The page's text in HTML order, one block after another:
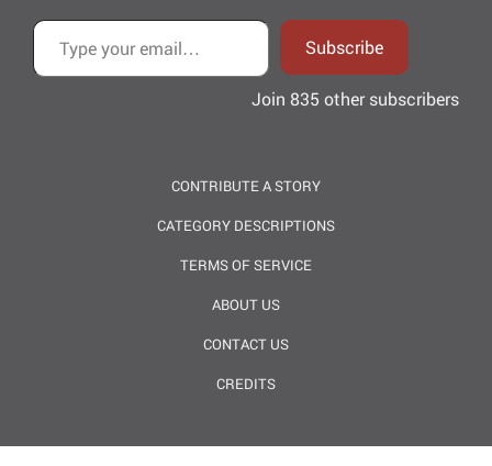
Type your email…
Subscribe
Join 835 other subscribers
CONTRIBUTE A STORY
CATEGORY DESCRIPTIONS
TERMS OF SERVICE
ABOUT US
CONTACT US
CREDITS